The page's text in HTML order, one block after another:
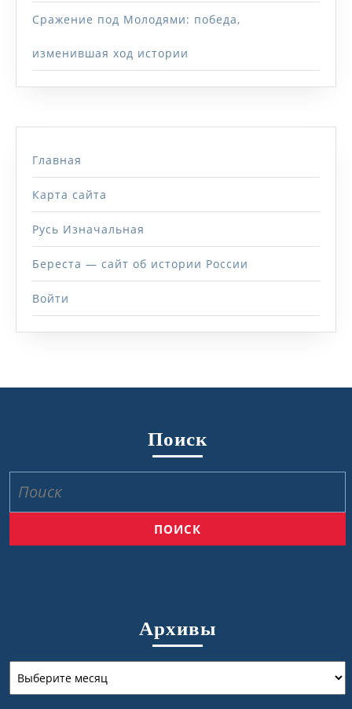
Сражение под Молодями: победа,
изменившая ход истории
Главная
Карта сайта
Русь Изначальная
Береста — сайт об истории России
Войти
Поиск
Архивы